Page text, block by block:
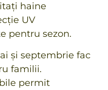
haine
UV
pentru sezon.
și septembrie fac
familii.
permit